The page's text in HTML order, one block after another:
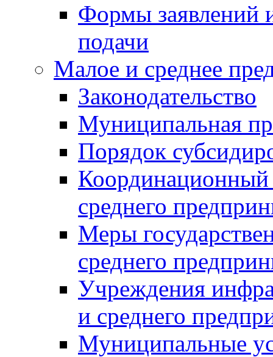
Формы заявлений
подачи
Малое и среднее
Законодательство
Муниципальная
Порядок
Координационный
среднего
Меры
среднего
Учреждения
и среднего
Муниципальные